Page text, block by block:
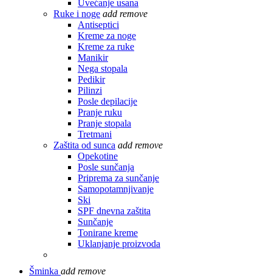
Uvećanje usana
Ruke i noge add remove
Antiseptici
Kreme za noge
Kreme za ruke
Manikir
Nega stopala
Pedikir
Pilinzi
Posle depilacije
Pranje ruku
Pranje stopala
Tretmani
Zaštita od sunca add remove
Opekotine
Posle sunčanja
Priprema za sunčanje
Samopotamnjivanje
Ski
SPF dnevna zaštita
Sunčanje
Tonirane kreme
Uklanjanje proizvoda
Šminka add remove